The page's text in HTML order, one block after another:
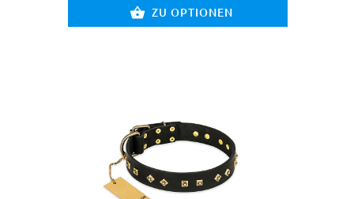
ZU OPTIONEN